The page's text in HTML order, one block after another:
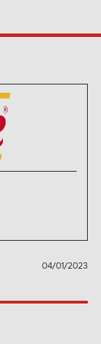
04/01/2023